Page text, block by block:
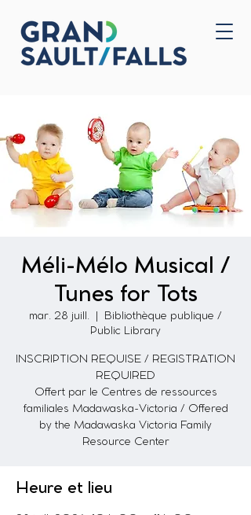
Accueil
Méli-Mélo Musical /
Tunes for Tots
mar. 28 juill.
Bibliothèque publique /
Public Library
INSCRIPTION REQUISE / REGISTRATION
REQUIRED
Offert par le Centres de ressources
familiales Madawaska-Victoria / Offered
by the Madawaska Victoria Family
Resource Center
Heure et lieu